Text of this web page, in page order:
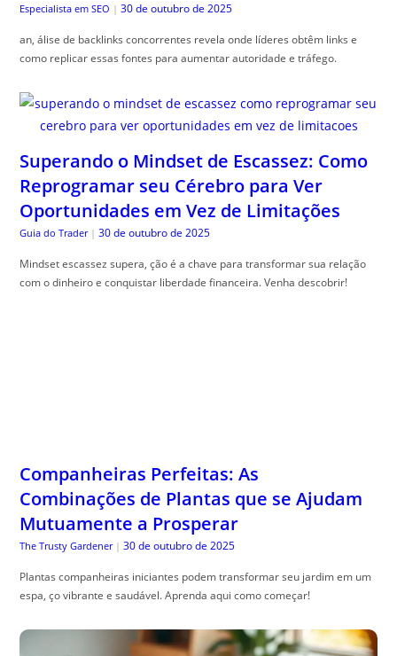
Especialista em SEO | 30 de outubro de 2025
an, álise de backlinks concorrentes revela onde líderes obtêm links e
como replicar essas fontes para aumentar autoridade e tráfego.
Superando o Mindset de Escassez: Como
Reprogramar seu Cérebro para Ver
Oportunidades em Vez de Limitações
Guia do Trader | 30 de outubro de 2025
Mindset escassez supera, ção é a chave para transformar sua relação
com o dinheiro e conquistar liberdade financeira. Venha descobrir!
Companheiras Perfeitas: As
Combinações de Plantas que se Ajudam
Mutuamente a Prosperar
The Trusty Gardener | 30 de outubro de 2025
Plantas companheiras iniciantes podem transformar seu jardim em um
espa, ço vibrante e saudável. Aprenda aqui como começar!